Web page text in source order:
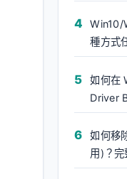
Win10/
種方式
如何在
Driver
如何移
用)？完